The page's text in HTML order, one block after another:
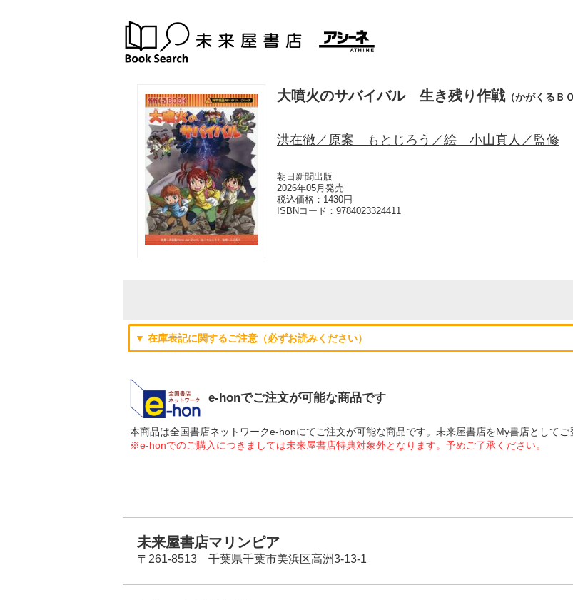
大噴火のサバイバル 生き残り作戦（かがくるＢ
洪在徹／原案 もとじろう／絵 小山真人／監修
朝日新聞出版
2026年05月発売
税込価格：1430円
ISBNコード： 9784023324411
▼ 在庫表記に関するご注意（必ずお読みください）
e-honでご注文が可能な商品です
本商品は全国書店ネットワークe-honにてご注文が可能な商品です。未来屋書店をMy書店として
※e-honでのご購入につきましては未来屋書店特典対象外となります。予めご了承ください。
未来屋書店マリンピア
〒261-8513 千葉県千葉市美浜区高洲3-13-1